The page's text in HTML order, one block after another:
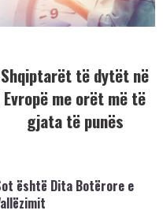
Shqiptarët të dytët në
Evropë me orët më të
gjata të punës
është Dita Botërore e